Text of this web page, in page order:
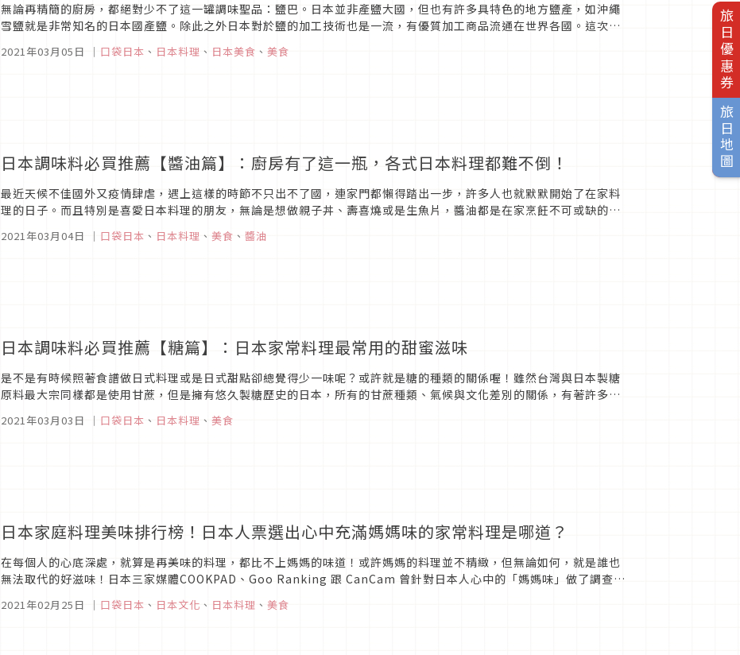
旅日優惠券
旅日地圖
無論再精簡的廚房，都絕對少不了這一罐調味聖品：鹽巴。日本並非產鹽大國，但也有許多具特色的地方鹽產，如沖繩
雪鹽就是非常知名的日本國產鹽。除此之外日本對於鹽的加工技術也是一流，有優質加工商品流通在世界各國。這次就
2021年03月05日 ｜ 口袋日本 、 日本料理 、 日本美食 、 美食
日本調味料必買推薦【醬油篇】：廚房有了這一瓶，各式日本料理都難不倒！
最近天候不佳國外又疫情肆虐，遇上這樣的時節不只出不了國，連家門都懶得踏出一步，許多人也就默默開始了在家料
理的日子。而且特別是喜愛日本料理的朋友，無論是想做親子丼、壽喜燒或是生魚片，醬油都是在家烹飪不可或缺的好
2021年03月04日 ｜ 口袋日本 、 日本料理 、 美食 、 醬油
日本調味料必買推薦【糖篇】：日本家常料理最常用的甜蜜滋味
是不是有時候照著食譜做日式料理或是日式甜點卻總覺得少一味呢？或許就是糖的種類的關係喔！雖然台灣與日本製糖
原料最大宗同樣都是使用甘蔗，但是擁有悠久製糖歷史的日本，所有的甘蔗種類、氣候與文化差別的關係，有著許多台
2021年03月03日 ｜ 口袋日本 、 日本料理 、 美食
日本家庭料理美味排行榜！日本人票選出心中充滿媽媽味的家常料理是哪道？
在每個人的心底深處，就算是再美味的料理，都比不上媽媽的味道！或許媽媽的料理並不精緻，但無論如何，就是誰也
無法取代的好滋味！日本三家媒體COOKPAD、Goo Ranking 跟 CanCam 曾針對日本人心中的「媽媽味」做了調查，
調查中能夠看見日本人心目中的家常菜色究竟是什麼？這些雖然不是大家來到日...
2021年02月25日 ｜ 口袋日本 、 日本文化 、 日本料理 、 美食